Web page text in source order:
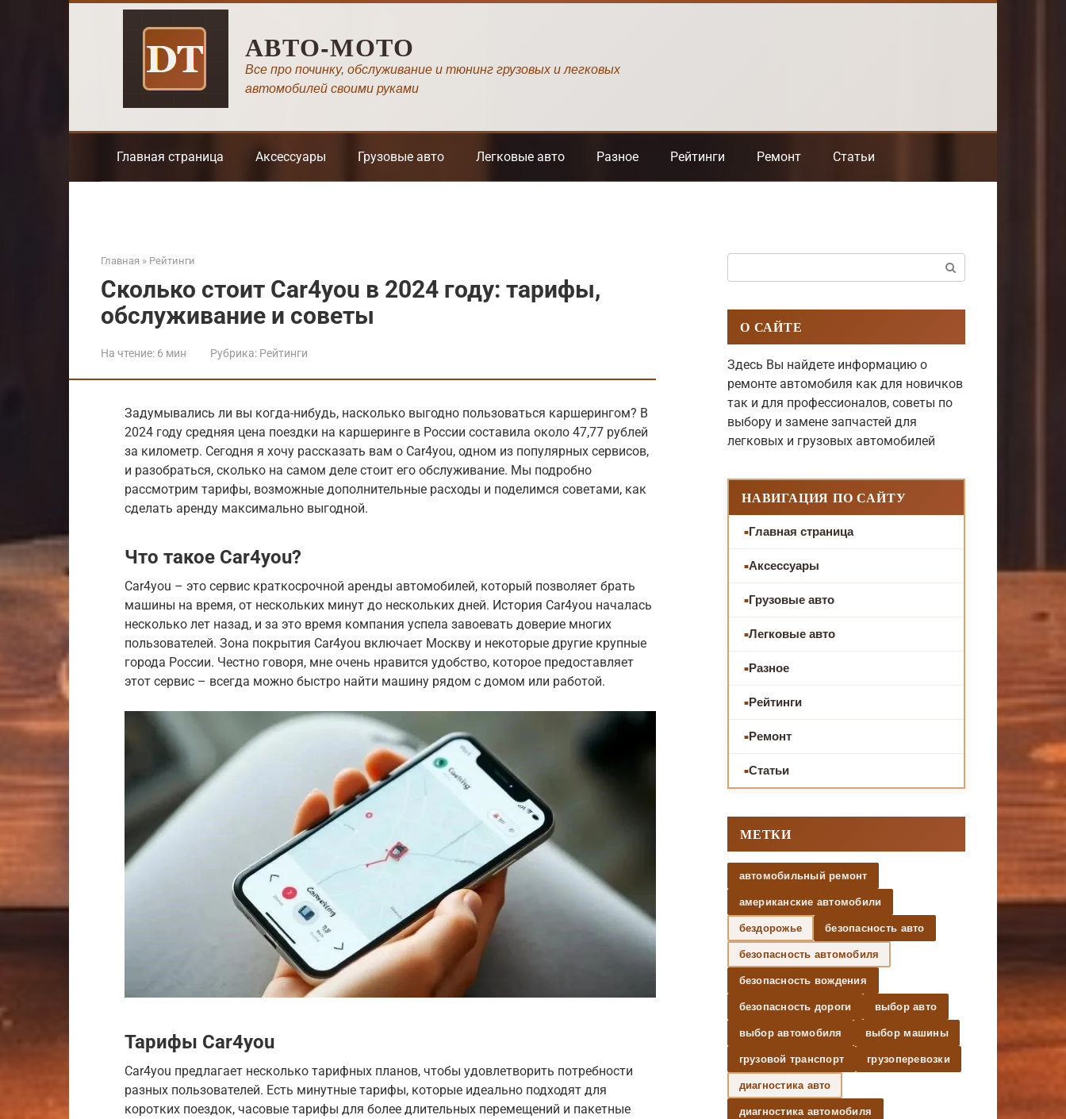
АВТО-МОТО
Все про починку, обслуживание и тюнинг грузовых и легковых
автомобилей своими руками
Главная страница Аксессуары Грузовые авто Легковые авто Разное Рейтинги Ремонт Статьи
Главная » Рейтинги
Сколько стоит Car4you в 2024 году: тарифы,
обслуживание и советы
На чтение: 6 мин Рубрика: Рейтинги
Задумывались ли вы когда-нибудь, насколько выгодно пользоваться каршерингом? В
2024 году средняя цена поездки на каршеринге в России составила около 47,77 рублей
за километр. Сегодня я хочу рассказать вам о Car4you, одном из популярных сервисов,
и разобраться, сколько на самом деле стоит его обслуживание. Мы подробно
рассмотрим тарифы, возможные дополнительные расходы и поделимся советами, как
сделать аренду максимально выгодной.
Что такое Car4you?
Car4you – это сервис краткосрочной аренды автомобилей, который позволяет брать
машины на время, от нескольких минут до нескольких дней. История Car4you началась
несколько лет назад, и за это время компания успела завоевать доверие многих
пользователей. Зона покрытия Car4you включает Москву и некоторые другие крупные
города России. Честно говоря, мне очень нравится удобство, которое предоставляет
этот сервис – всегда можно быстро найти машину рядом с домом или работой.
Тарифы Car4you
Car4you предлагает несколько тарифных планов, чтобы удовлетворить потребности
разных пользователей. Есть минутные тарифы, которые идеально подходят для
коротких поездок, часовые тарифы для более длительных перемещений и пакетные
О САЙТЕ
Здесь Вы найдете информацию о
ремонте автомобиля как для новичков
так и для профессионалов, советы по
выбору и замене запчастей для
легковых и грузовых автомобилей
НАВИГАЦИЯ ПО САЙТУ
Главная страница
Аксессуары
Грузовые авто
Легковые авто
Разное
Рейтинги
Ремонт
Статьи
МЕТКИ
автомобильный ремонт
американские автомобили
бездорожье безопасность авто
безопасность автомобиля
безопасность вождения
безопасность дороги выбор авто
выбор автомобиля выбор машины
грузовой транспорт грузоперевозки
диагностика авто
диагностика автомобиля